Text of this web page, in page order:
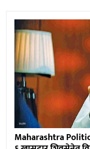
Maharashtra